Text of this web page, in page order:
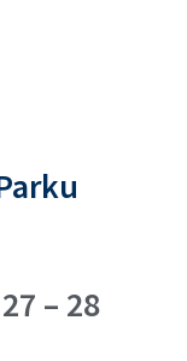
– 28